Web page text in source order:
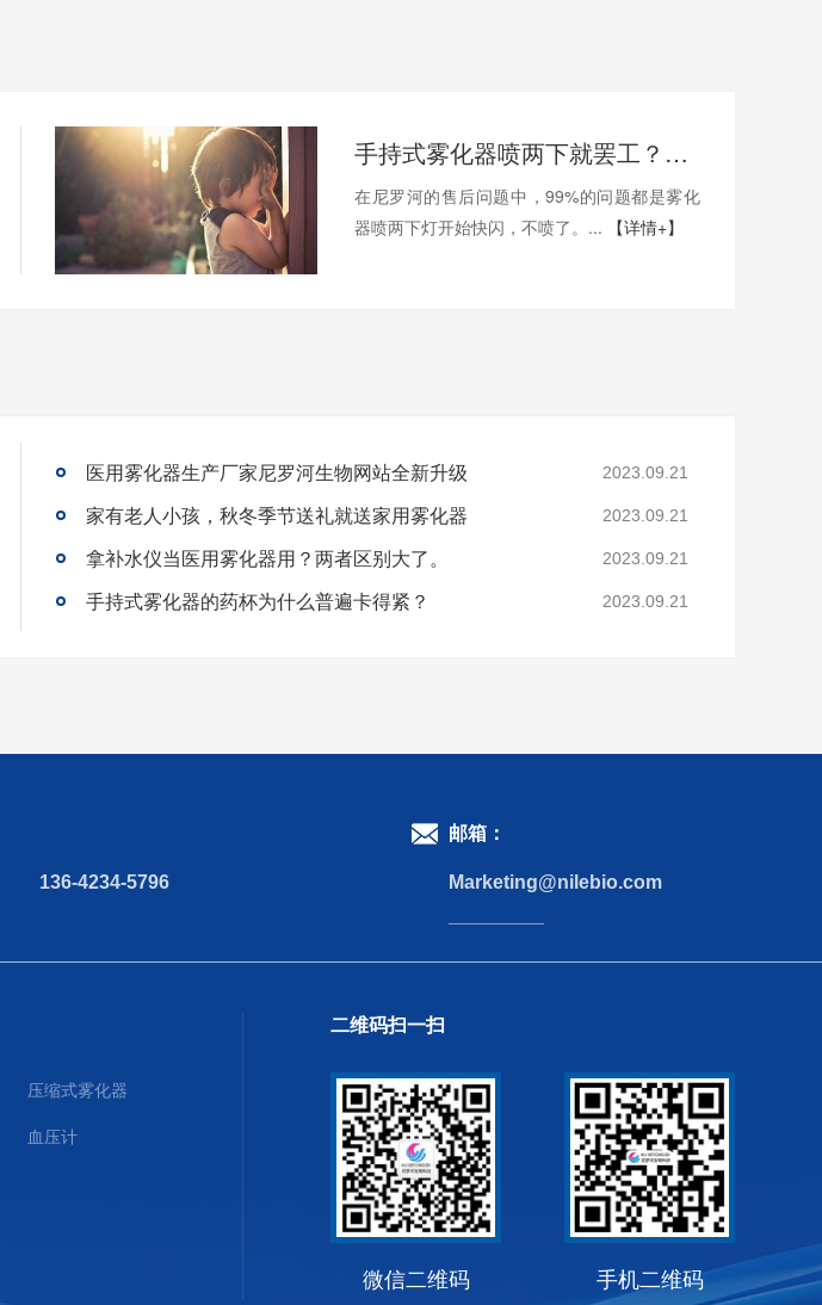
手持式雾化器喷两下就罢工？那是因为你没用对
在尼罗河的售后问题中，99%的问题都是雾化
器喷两下灯开始快闪，不喷了。...
【详情+】
医用雾化器生产厂家尼罗河生物网站全新升级 2023.09.21
家有老人小孩，秋冬季节送礼就送家用雾化器 2023.09.21
拿补水仪当医用雾化器用？两者区别大了。 2023.09.21
手持式雾化器的药杯为什么普遍卡得紧？ 2023.09.21
136-4234-5796
邮箱：
Marketing@nilebio.com
压缩式雾化器
血压计
二维码扫一扫
微信二维码 手机二维码